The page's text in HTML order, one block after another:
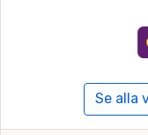
Se alla